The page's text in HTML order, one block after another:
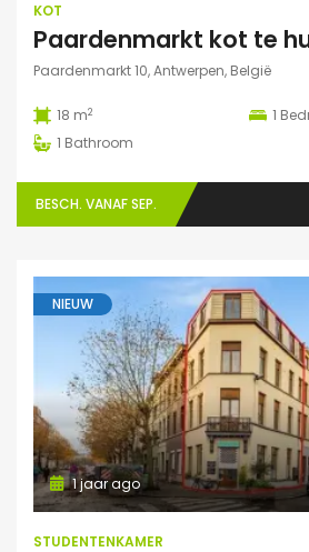
KOT
Paardenmarkt kot te
Paardenmarkt 10, Antwerpen, België
18 m2 1
1 Bathroom
BESCH. VANAF SEP.
NIEUW
1 jaar ago
STUDENTENKAMER